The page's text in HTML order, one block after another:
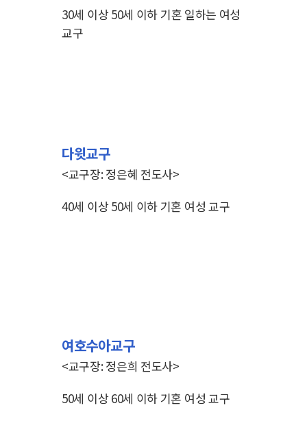
30세 이상 50세 이하 기혼 일하는 여성
교구
다윗교구
<교구장: 정은혜 전도사>
40세 이상 50세 이하 기혼 여성 교구
여호수아교구
<교구장: 정은희 전도사>
50세 이상 60세 이하 기혼 여성 교구